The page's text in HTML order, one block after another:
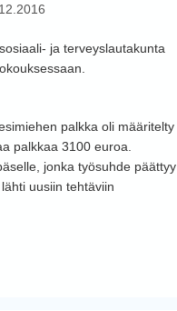
ja terveyslautakunta
palkka oli määritelty
palkkaa 3100 euroa.
jonka työsuhde päättyy
uusiin tehtäviin